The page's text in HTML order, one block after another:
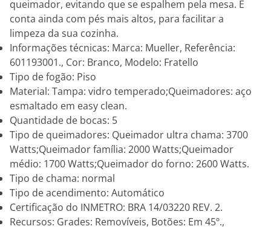
queimador, evitando que se espalhem pela mesa. E
conta ainda com pés mais altos, para facilitar a
limpeza da sua cozinha.
Informações técnicas: Marca: Mueller, Referência:
601193001., Cor: Branco, Modelo: Fratello
Tipo de fogão: Piso
Material: Tampa: vidro temperado;Queimadores: aço
esmaltado em easy clean.
Quantidade de bocas: 5
Tipo de queimadores: Queimador ultra chama: 3700
Watts;Queimador família: 2000 Watts;Queimador
médio: 1700 Watts;Queimador do forno: 2600 Watts.
Tipo de chama: normal
Tipo de acendimento: Automático
Certificação do INMETRO: BRA 14/03220 REV. 2.
Recursos: Grades: Removíveis, Botões: Em 45º.,